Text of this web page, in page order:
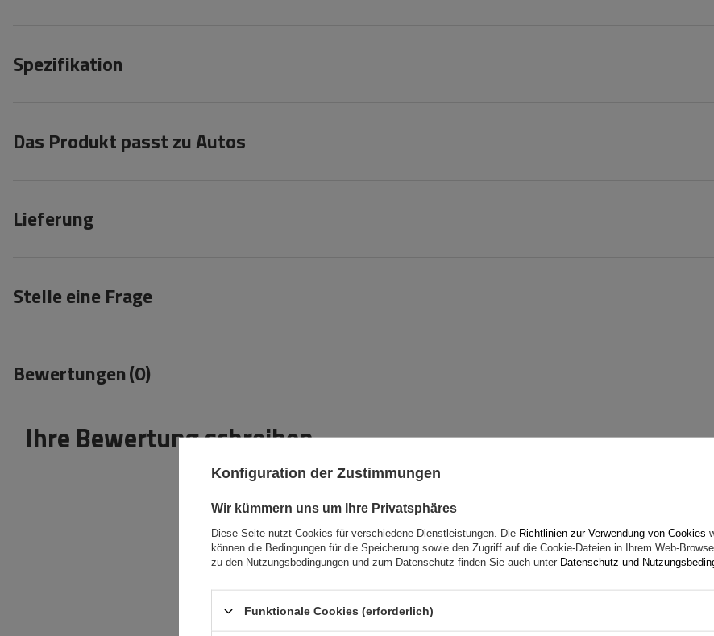
Spezifikation
Das Produkt passt zu Autos
Lieferung
Stelle eine Frage
Bewertungen(0)
Ihre Bewertung schreiben
Ihre Note:
5/5
Inhalt Ihrer Bewertung
Konfiguration der Zustimmungen
Wir kümmern uns um Ihre Privatsphäres
Diese Seite nutzt Cookies für verschiedene Dienstleistungen. Die Richtlinien zur Verwendung von Cookies
können die Bedingungen für die Speicherung sowie den Zugriff auf die Cookie-Dateien in Ihrem Web-
zu den Nutzungsbedingungen und zum Datenschutz finden Sie auch unter Datenschutz und
Funktionale Cookies (erforderlich)